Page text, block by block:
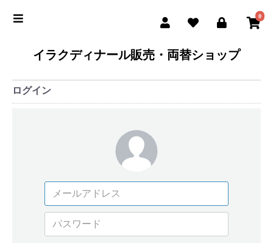
0
イラクディナール販売・両替ショップ
ログイン